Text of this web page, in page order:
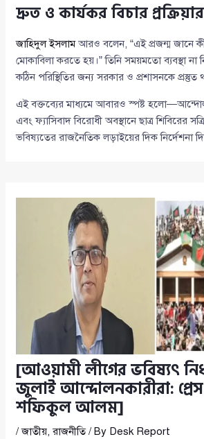
দ্রুত ও কার্যকর বিচার
জাহিদুল ইসলামআরও বলেন, “এই প্রজন্ম জানে
মোকাবিলা করতে হয়।” তিনি সময়মতো ব্যবস্থা
কঠিন পরিস্থিতির জন্য সরকার ও প্রশাসনকে প্রস্তুত
এই বক্তব্যের মাধ্যমে আবারও স্পষ্ট
এবং ফ্যাসিবাদ বিরোধী অবস্থানে ছাত্র শিবিরের
ভবিষ্যতের রাজনৈতিক লড়াইয়ের দিক নির্দেশনা
[আওয়ামী লীগের ভবিষ্যৎ
জুলাই আন্দোলনকারীরা:
শফিকুল আলম]
/জাতীয়,রাজনীতি/ By Desk Report